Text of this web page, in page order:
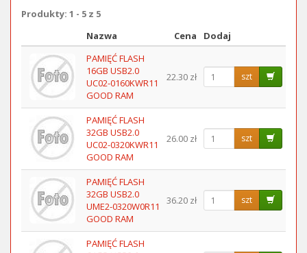
Produkty: 1 - 5 z 5
Obraz
Nazwa Cena
Dodaj
PAMIĘĆ FLASH
16GB USB2.0
UC02-0160KWR11
GOOD RAM
22.30 zł szt
PAMIĘĆ FLASH
32GB USB2.0
UC02-0320KWR11
GOOD RAM
26.00 zł szt
PAMIĘĆ FLASH
32GB USB2.0
UME2-0320W0R11
GOOD RAM
36.20 zł szt
PAMIĘĆ FLASH